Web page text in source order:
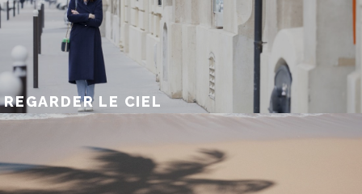
REGARDER LE CIEL